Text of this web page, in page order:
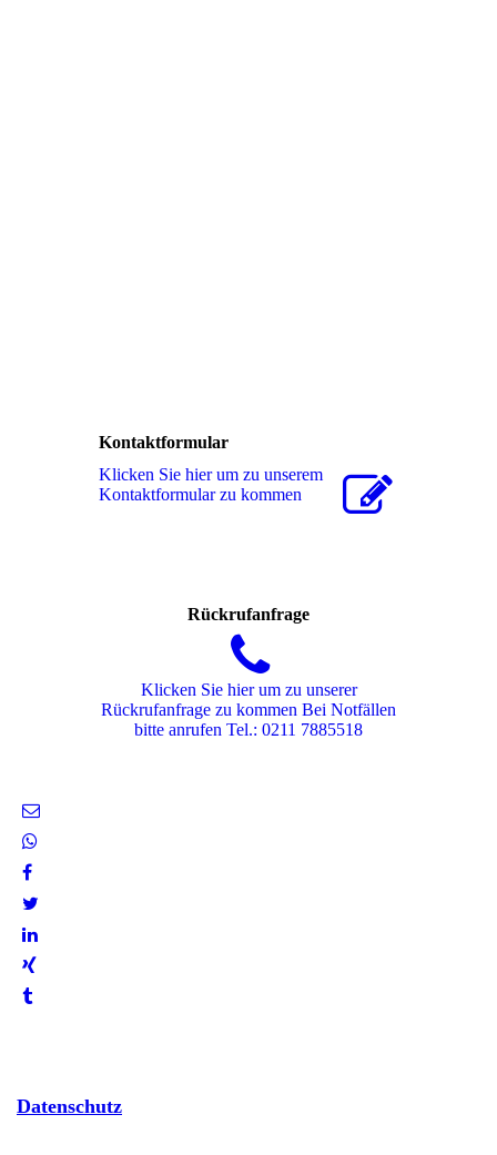
Kontaktformular
Klicken Sie hier um zu unserem
Kon­takt­for­mu­lar zu kommen
Rückrufanfrage
Klicken Sie hier um zu unserer
Rückrufanfrage zu kommen Bei Notfällen
bitte anrufen Tel.: 0211 7885518
Datenschutz